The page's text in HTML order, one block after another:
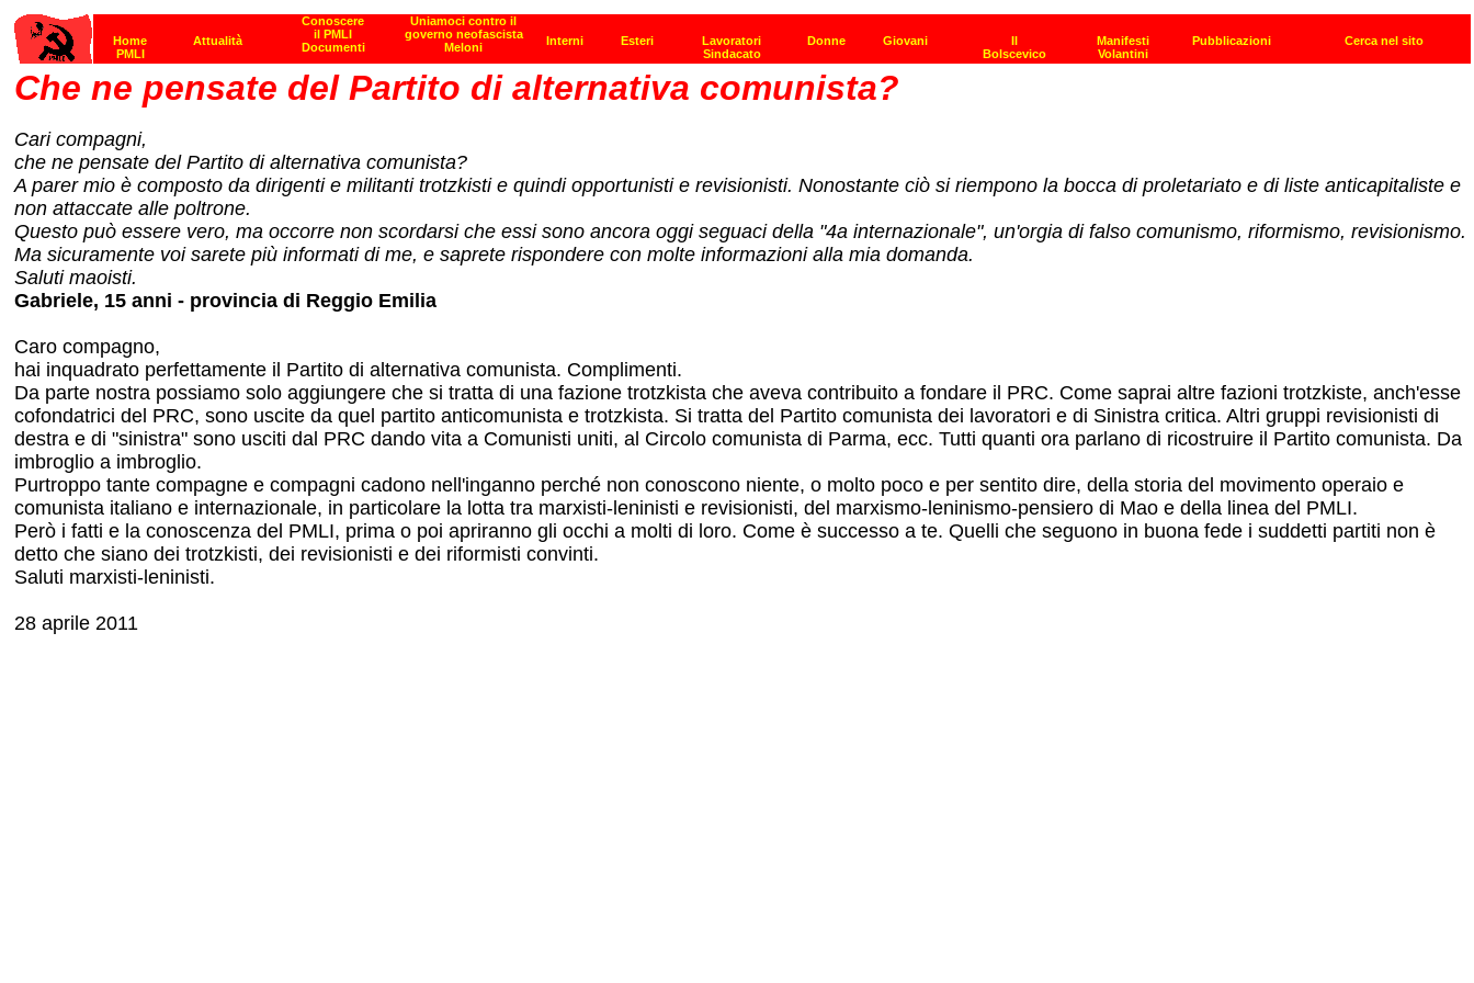
Che ne pensate del Partito di alternativa comunista?
Cari compagni,
che ne pensate del Partito di alternativa comunista?
A parer mio è composto da dirigenti e militanti trotzkisti e quindi opportunisti e revisionisti. Nonostante ciò si riempono la bocca di proletariato e di liste anticapitaliste e
non attaccate alle poltrone.
Questo può essere vero, ma occorre non scordarsi che essi sono ancora oggi seguaci della "4a internazionale", un'orgia di falso comunismo, riformismo, revisionismo.
Ma sicuramente voi sarete più informati di me, e saprete rispondere con molte informazioni alla mia domanda.
Saluti maoisti.
Gabriele, 15 anni - provincia di Reggio Emilia
Caro compagno,
hai inquadrato perfettamente il Partito di alternativa comunista. Complimenti.
Da parte nostra possiamo solo aggiungere che si tratta di una fazione trotzkista che aveva contribuito a fondare il PRC. Come saprai altre fazioni trotzkiste, anch'esse
cofondatrici del PRC, sono uscite da quel partito anticomunista e trotzkista. Si tratta del Partito comunista dei lavoratori e di Sinistra critica. Altri gruppi revisionisti di
destra e di "sinistra" sono usciti dal PRC dando vita a Comunisti uniti, al Circolo comunista di Parma, ecc. Tutti quanti ora parlano di ricostruire il Partito comunista. Da
imbroglio a imbroglio.
Purtroppo tante compagne e compagni cadono nell'inganno perché non conoscono niente, o molto poco e per sentito dire, della storia del movimento operaio e
comunista italiano e internazionale, in particolare la lotta tra marxisti-leninisti e revisionisti, del marxismo-leninismo-pensiero di Mao e della linea del PMLI.
Però i fatti e la conoscenza del PMLI, prima o poi apriranno gli occhi a molti di loro. Come è successo a te. Quelli che seguono in buona fede i suddetti partiti non è
detto che siano dei trotzkisti, dei revisionisti e dei riformisti convinti.
Saluti marxisti-leninisti.
28 aprile 2011